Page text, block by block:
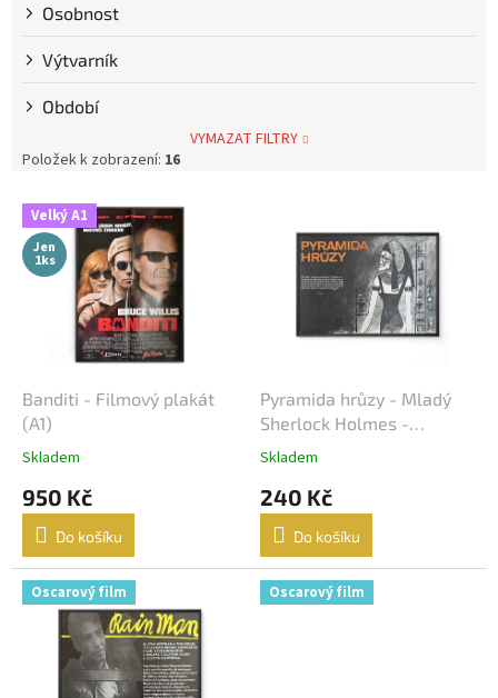
Karel Zeman
David Ondříček
Oldřich Lipský 39
Zdeněk Troška 39
Václav Vorlíček 38
Karel Kachyňa 34
Karel Steklý
Robert Zemeckis
Jan Hřebejk 31
Steven Soderbergh 30
Otakar Vávra 28
Osobnost
Výtvarník
Období
VYMAZAT FILTRY
Položek k zobrazení: 16
V
p
Velký A1
Jen
1ks
Banditi - Filmový plakát
(A1)
Skladem
950 Kč
Do košíku
Pyramida hrůzy - Mladý
Sherlock Holmes -
Filmový plakát / Fotoska /
Skladem
240 Kč
Do košíku
Oscarový film Oscarový film